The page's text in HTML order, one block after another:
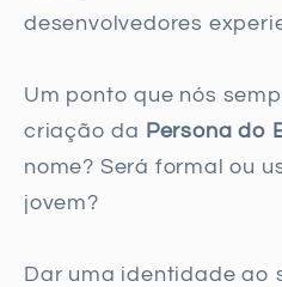
desenvolvedores
Um ponto que nós
criação da Persona do
nome? Será formal ou
jovem?
Dar uma identidade ao